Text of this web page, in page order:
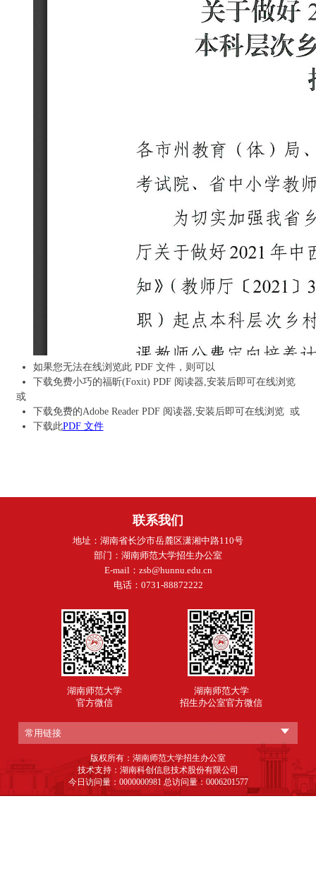
如果您无法在线浏览此 PDF 文件，则可以
下载免费小巧的福昕(Foxit) PDF 阅读器,安装后即可在线浏览
或
下载免费的Adobe Reader PDF 阅读器,安装后即可在线浏览 或
下载此PDF 文件
联系我们
地址：湖南省长沙市岳麓区潇湘中路110号
部门：湖南师范大学招生办公室
E-mail：zsb@hunnu.edu.cn
电话：0731-88872222
湖南师范大学
官方微信
湖南师范大学
招生办公室官方微信
常用链接
版权所有：湖南师范大学招生办公室
技术支持：湖南科创信息技术股份有限公司
今日访问量： 0000000981 总访问量： 0006201577